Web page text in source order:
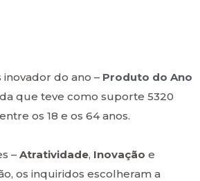
inovador do ano – Produto do Ano
que teve como suporte 5320
os 18 e os 64 anos.
– Atratividade, Inovação e
os inquiridos escolheram a